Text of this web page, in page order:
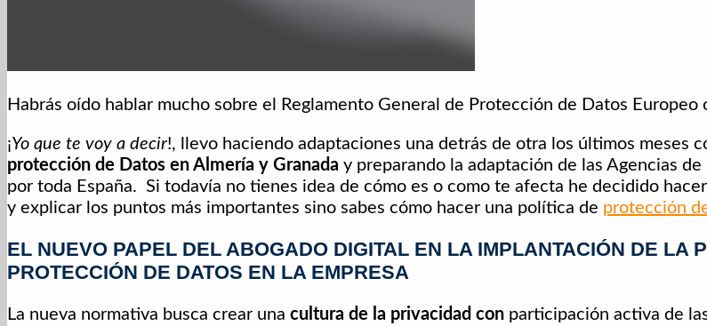
Habrás oído hablar mucho sobre el Reglamento General de Protección de Datos Europeo
¡Yo que te voy a decir!, llevo haciendo adaptaciones una detrás de otra los últimos meses
protección de Datos en Almería y Granada y preparando la adaptación de las Agencias
por toda España. Si todavía no tienes idea de cómo es o como te afecta he decidido
y explicar los puntos más importantes sino sabes cómo hacer una política de protección
EL NUEVO PAPEL DEL ABOGADO DIGITAL EN LA IMPLANTACIÓN DE LA
PROTECCIÓN DE DATOS EN LA EMPRESA
La nueva normativa busca crear una cultura de la privacidad con participación activa de